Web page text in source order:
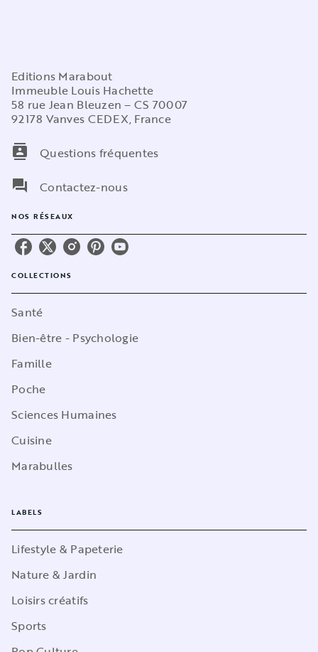
Editions Marabout
Immeuble Louis Hachette
58 rue Jean Bleuzen – CS 70007
92178 Vanves CEDEX, France
contacts
Questions fréquentes
question_answer
Contactez-nous
NOS RÉSEAUX
COLLECTIONS
Santé
Bien-être - Psychologie
Famille
Poche
Sciences Humaines
Cuisine
Marabulles
LABELS
Lifestyle & Papeterie
Nature & Jardin
Loisirs créatifs
Sports